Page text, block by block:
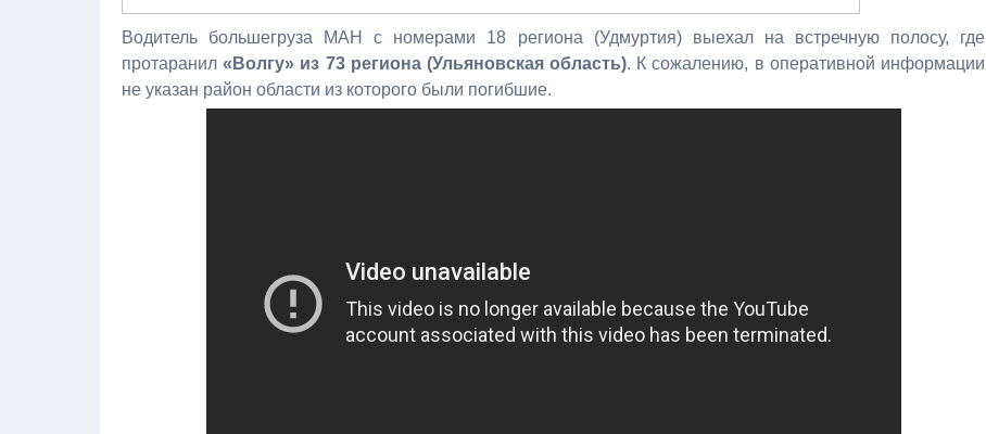
Водитель большегруза МАН с номерами 18 региона (Удмуртия) выехал на встречную полосу, где
протаранил«Волгу» из 73 региона (Ульяновская область). К сожалению, в оперативной информации
не указан район области из которого были погибшие.